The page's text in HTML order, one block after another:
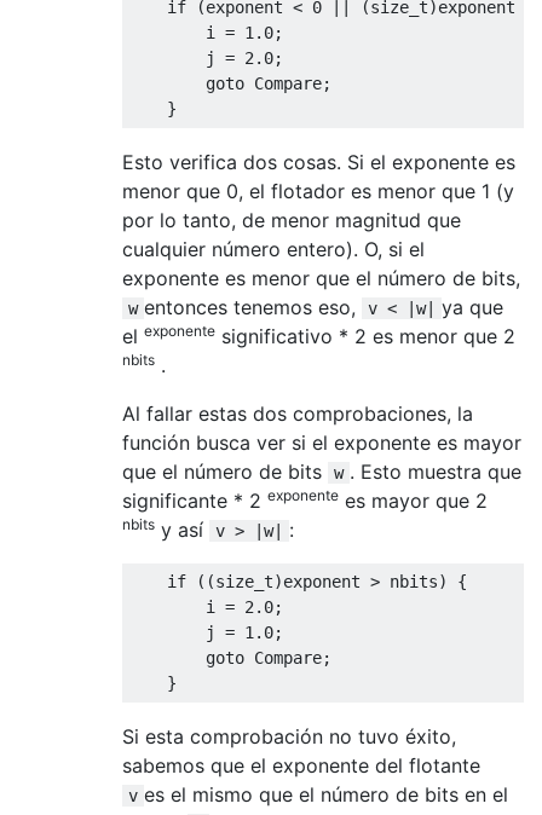
if
(exponent < 0 || (size_t)exponent
        i
= 1.0;
        j
= 2.0;
goto Compare;
}
Esto verifica dos cosas. Si el exponente es
menor que 0, el flotador es menor que 1 (y
por lo tanto, de menor magnitud que
cualquier número entero). O, si el
exponente es menor que el número de bits,
w entonces tenemos eso, v < |w| ya que
el exponente significativo * 2 es menor que 2
nbits .
Al fallar estas dos comprobaciones, la
función busca ver si el exponente es mayor
que el número de bits
w . Esto muestra que
significante * 2 exponente es mayor que 2
nbits y así v > |w| :
if ((size_t)exponent > nbits)
{
        i
= 2.0;
        j
= 1.0;
goto Compare;
}
Si esta comprobación no tuvo éxito,
sabemos que el exponente del flotante
v es el mismo que el número de bits en el